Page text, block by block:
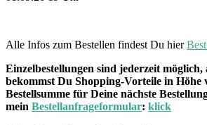
Alle Infos zum Bestellen findest Du hier
Einzelbestellungen sind jederzeit möglich,
bekommst Du Shopping-Vorteile in Höhe
Bestellsumme für Deine nächste
mein Bestellanfrageformular: klick